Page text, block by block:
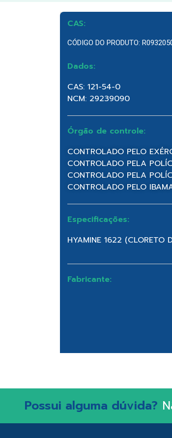
CAS:
CÓDIGO DO PRODUTO:
Dados:
CAS: 121-54-0
NCM: 29239090
Órgão de controle:
CONTROLADO PELO
CONTROLADO PELA
CONTROLADO PELA
CONTROLADO PELO
Especificações:
HYAMINE 1622 (CLORETO
Fabricante:
Possui alguma dúvida?